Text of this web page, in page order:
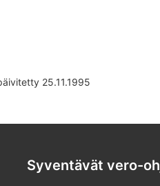
25.11.1995
Syventävät vero-